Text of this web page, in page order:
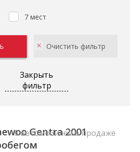
7 мест
Закрыть
фильтр
Gentra 2001
0 автомобилей в продаже